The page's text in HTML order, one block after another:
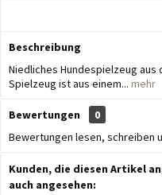
Beschreibung
Niedliches Hundespielzeug aus
Spielzeug ist aus einem... mehr
Bewertungen
0
Bewertungen lesen, schreiben
Kunden, die diesen Artikel
auch angesehen: